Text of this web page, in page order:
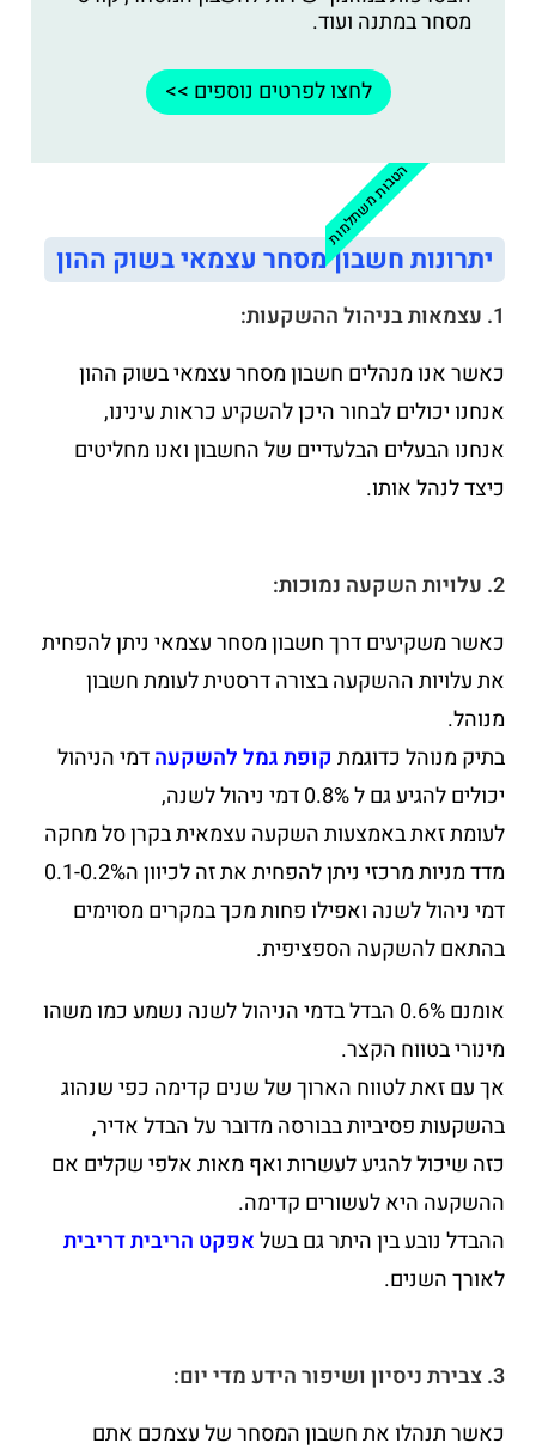
מסחר במתנה ועוד.
לחצו לפרטים נוספים >>
הטבות משתלמות
יתרונות חשבון מסחר עצמאי בשוק ההון
1. עצמאות בניהול ההשקעות:
כאשר אנו מנהלים חשבון מסחר עצמאי בשוק ההון
אנחנו יכולים לבחור היכן להשקיע כראות עינינו,
אנחנו הבעלים הבלעדיים של החשבון ואנו מחליטים
כיצד לנהל אותו.
2. עלויות השקעה נמוכות:
כאשר משקיעים דרך חשבון מסחר עצמאי ניתן להפחית
את עלויות ההשקעה בצורה דרסטית לעומת חשבון
מנוהל.
בתיק מנוהל כדוגמת קופת גמל להשקעהדמי הניהול
יכולים להגיע גם ל 0.8% דמי ניהול לשנה,
לעומת זאת באמצעות השקעה עצמאית בקרן סל מחקה
מדד מניות מרכזי ניתן להפחית את זה לכיוון ה0.1-0.2%
דמי ניהול לשנה ואפילו פחות מכך במקרים מסוימים
בהתאם להשקעה הספציפית.
אומנם 0.6% הבדל בדמי הניהול לשנה נשמע כמו משהו
מינורי בטווח הקצר.
אך עם זאת לטווח הארוך של שנים קדימה כפי שנהוג
בהשקעות פסיביות בבורסה מדובר על הבדל אדיר,
כזה שיכול להגיע לעשרות ואף מאות אלפי שקלים אם
ההשקעה היא לעשורים קדימה.
ההבדל נובע בין היתר גם בשלאפקט הריבית דריבית
לאורך השנים.
3. צבירת ניסיון ושיפור הידע מדי יום:
כאשר תנהלו את חשבון המסחר של עצמכם אתם